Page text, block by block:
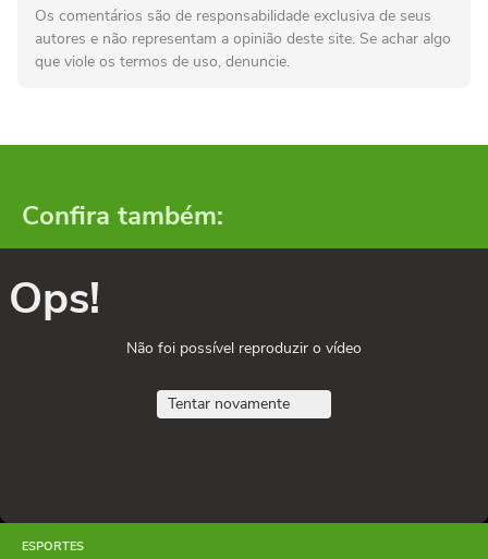
Os comentários são de responsabilidade exclusiva de seus
autores e não representam a opinião deste site. Se achar algo
que viole os termos de uso, denuncie.
Confira também:
Ops!
Não foi possível reproduzir o vídeo
Tentar novamente
ESPORTES